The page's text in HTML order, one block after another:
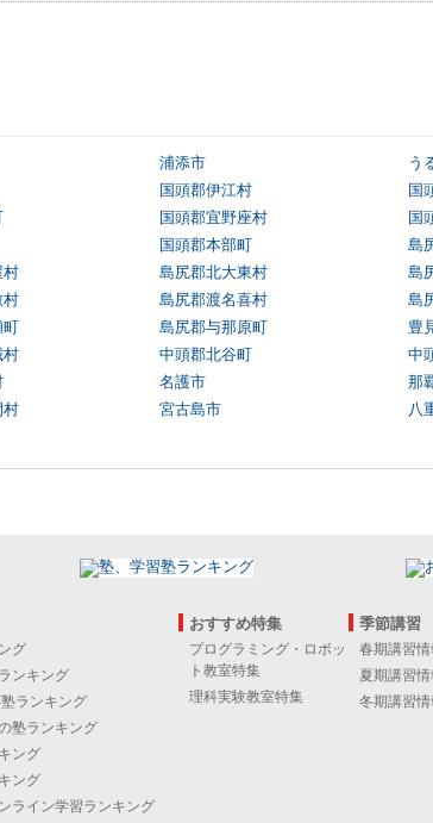
浦添市
う
国頭郡伊江村
国
国頭郡宜野座村
国
国頭郡本部町
島
村 島尻郡北大東村
島
村 島尻郡渡名喜村
島
町 島尻郡与那原町
豊
村 中頭郡北谷町
中
名護市
那
村 宮古島市
八
グ
ンキング
ランキング
塾ランキング
ング
ング
ライン学習ランキング
おすすめ特集
プログラミング・ロボッ
ト教室特集
理科実験教室特集
季節講習
春期講習情
夏期講習情
冬期講習情